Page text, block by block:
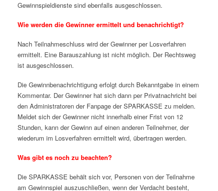
Gewinnspieldienste sind ebenfalls ausgeschlossen.
Wie werden die Gewinner ermittelt und benachrichtigt?
Nach Teilnahmeschluss wird der Gewinner per Losverfahren
ermittelt. Eine Barauszahlung ist nicht möglich. Der Rechtsweg
ist ausgeschlossen.
Die Gewinnbenachrichtigung erfolgt durch Bekanntgabe in einem
Kommentar. Der Gewinner hat sich dann per Privatnachricht bei
den Administratoren der Fanpage der SPARKASSE zu melden.
Meldet sich der Gewinner nicht innerhalb einer Frist von 12
Stunden, kann der Gewinn auf einen anderen Teilnehmer, der
wiederum im Losverfahren ermittelt wird, übertragen werden.
Was gibt es noch zu beachten?
Die SPARKASSE behält sich vor, Personen von der Teilnahme
am Gewinnspiel auszuschließen, wenn der Verdacht besteht,